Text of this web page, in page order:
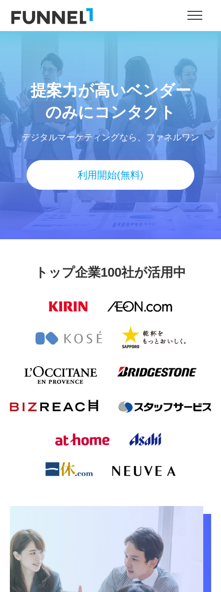
提案力が高いベンダー
のみにコンタクト
デジタルマーケティングなら、ファネルワン
利用開始(無料)
トップ企業100社が活用中